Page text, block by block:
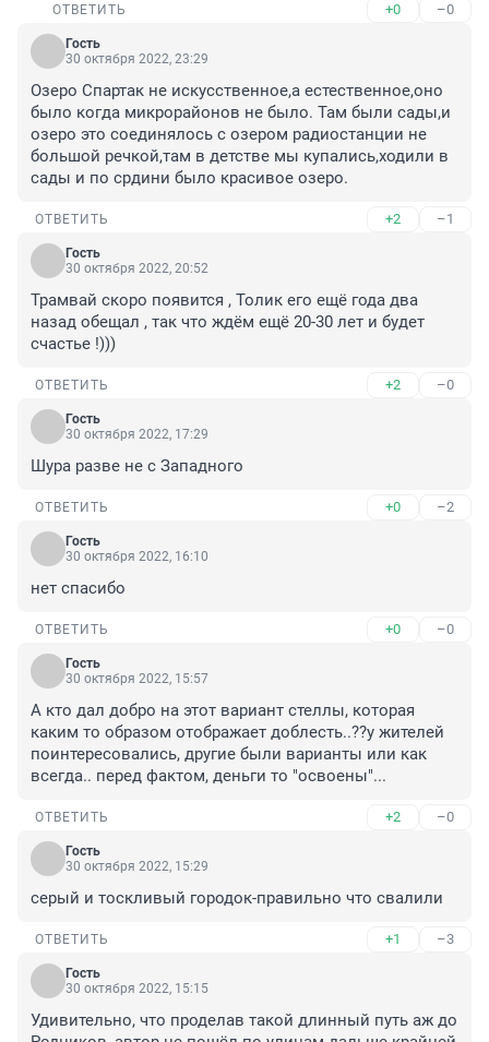
ОТВЕТИТЬ +0 –0
Гость
30 октября 2022, 23:29
Озеро Спартак не искусственное,а естественное,оно
было когда микрорайонов не было. Там были сады,и
озеро это соединялось с озером радиостанции не
большой речкой,там в детстве мы купались,ходили в
сады и по срдини было красивое озеро.
ОТВЕТИТЬ +2 –1
Гость
30 октября 2022, 20:52
Трамвай скоро появится , Толик его ещё года два
назад обещал , так что ждём ещё 20-30 лет и будет
счастье !)))
ОТВЕТИТЬ +2 –0
Гость
30 октября 2022, 17:29
Шура разве не с Западного
ОТВЕТИТЬ +0 –2
Гость
30 октября 2022, 16:10
нет спасибо
ОТВЕТИТЬ +0 –0
Гость
30 октября 2022, 15:57
А кто дал добро на этот вариант стеллы, которая
каким то образом отображает доблесть..??у жителей
поинтересовались, другие были варианты или как
всегда.. перед фактом, деньги то "освоены"...
ОТВЕТИТЬ +2 –0
Гость
30 октября 2022, 15:29
серый и тоскливый городок-правильно что свалили
ОТВЕТИТЬ +1 –3
Гость
30 октября 2022, 15:15
Удивительно, что проделав такой длинный путь аж до